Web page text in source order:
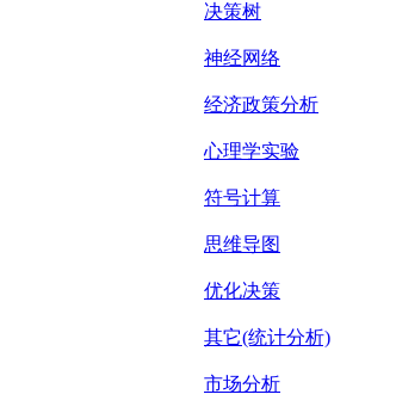
决策树
神经网络
经济政策分析
心理学实验
符号计算
思维导图
优化决策
其它(统计分析)
市场分析